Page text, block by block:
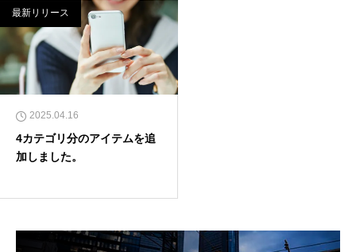
最新リリース
2025.04.16
4カテゴリ分のアイテムを追
加しました。